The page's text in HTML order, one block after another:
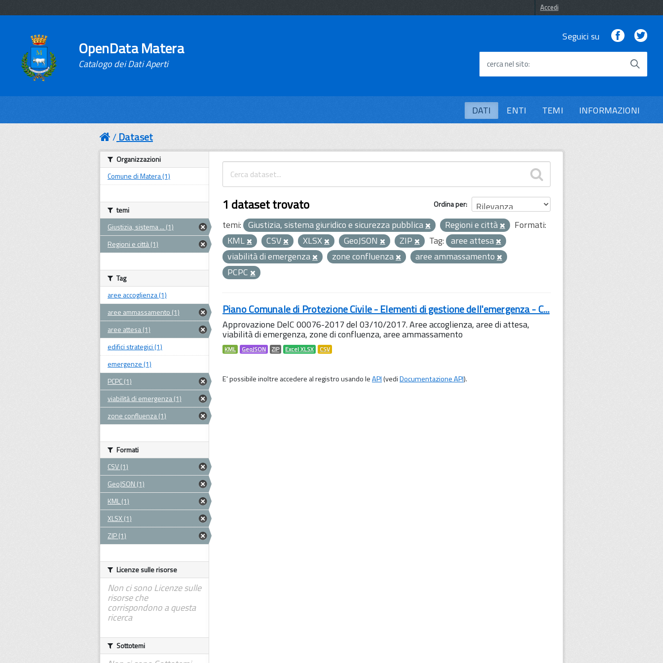
Accedi
OpenData Matera
Catalogo dei Dati Aperti
Seguici su Facebook
cerca nel sito
DATI ENTI TEMI INFORMAZIONI
Dataset
Ordina per
1 dataset trovato
temi: Giustizia, sistema giuridico e sicurezza pubblica Regioni e città
Formati:
KML
CSV XLSX GeoJSON ZIP Tag: aree attesa
viabilità di emergenza
zone confluenza
aree ammassamento
PCPC
Piano Comunale di Protezione Civile - Elementi di gestione dell'emergenza - C...
Approvazione DelC 00076-2017 del 03/10/2017. Aree accoglienza, aree di attesa,
viabilità di emergenza, zone di confluenza, aree ammassamento
KML GeoJSON ZIP Excel XLSX CSV
E' possibile inoltre accedere al registro usando leAPI(vediDocumentazione API).
Organizzazioni
Comune di Matera (1)
temi
Giustizia, sistema ... (1)
Regioni e città (1)
Tag
aree accoglienza (1)
aree ammassamento (1)
aree attesa (1)
edifici strategici (1)
emergenze (1)
PCPC (1)
viabilità di emergenza (1)
zone confluenza (1)
Formati
CSV (1)
GeoJSON (1)
KML (1)
XLSX (1)
ZIP (1)
Licenze sulle risorse
Non ci sono Licenze sulle
risorse che
corrispondono a questa
ricerca
Sottotemi